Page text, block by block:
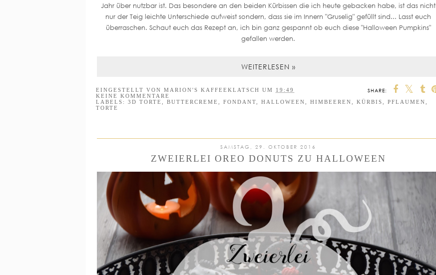
Jahr über nutzbar ist. Das besondere an den beiden Kürbissen die ich heute gebacken habe, ist das nicht
nur der Teig leichte Unterschiede aufweist sondern, dass sie im Innern "Gruselig" gefüllt sind... Lasst euch
überraschen. Schaut euch das Rezept an, ich bin ganz gespannt ob euch diese "Halloween Pumpkins"
gefallen werden.
WEITERLESEN »
SHARE:
EINGESTELLT VON MARION'S KAFFEEKLATSCH UM 19:49
KEINE KOMMENTARE
LABELS: 3D TORTE BUTTERCREME FONDANT HALLOWEEN HIMBEEREN KÜRBIS PFLAUMEN
TORTE
SAMSTAG, 29. OKTOBER 2016
ZWEIERLEI OREO DONUTS ZU HALLOWEEN